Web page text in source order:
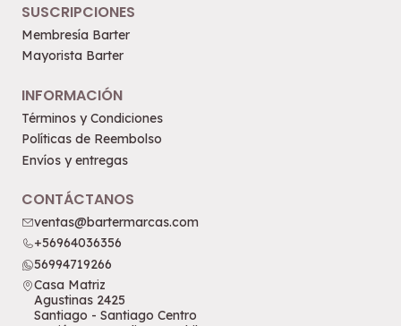
SUSCRIPCIONES
Membresía Barter
Mayorista Barter
INFORMACIÓN
Términos y Condiciones
Políticas de Reembolso
Envíos y entregas
CONTÁCTANOS
ventas@bartermarcas.com
+56964036356
56994719266
Casa Matriz
Agustinas 2425
Santiago - Santiago Centro